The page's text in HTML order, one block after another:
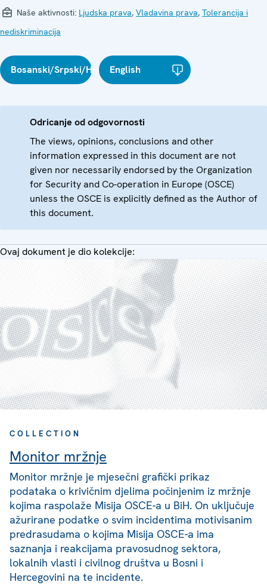
Naše aktivnosti: Ljudska prava, Vladavina prava, Tolerancija i
nediskriminacija
Bosanski/Srpski/HrvatskiEnglish
Odricanje od odgovornosti
The views, opinions, conclusions and other
information expressed in this document are not
given nor necessarily endorsed by the Organization
for Security and Co-operation in Europe (OSCE)
unless the OSCE is explicitly defined as the Author of
this document.
Ovaj dokument je dio kolekcije:
COLLECTION
Monitor mržnje
Monitor mržnje je mjesečni grafički prikaz
podataka o krivičnim djelima počinjenim iz mržnje
kojima raspolaže Misija OSCE-a u BiH. On uključuje
ažurirane podatke o svim incidentima motivisanim
predrasudama o kojima Misija OSCE-a ima
saznanja i reakcijama pravosudnog sektora,
lokalnih vlasti i civilnog društva u Bosni i
Hercegovini na te incidente.